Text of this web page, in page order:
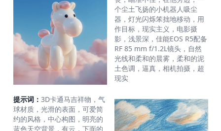
提示词： 3D卡通马吉祥物，气
球材质，光滑的表面，可爱简
约的风格，中心构图，明亮的
蓝色天空背景，有云，下面的
个尘土飞扬的小机器人吸尘
器，灯光闪烁笨拙地移动，用
作目标，现实主义，电影摄
影，浅景深，佳能EOS R5配备
RF 85 mm f/1.2L镜头，自然
光线和柔和的晨雾，柔和的泥
土色调，逼真，相机拍摄，超
现实